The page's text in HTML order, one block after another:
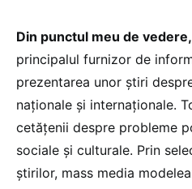
Din punctul meu de vedere,
principalul furnizor de
prezentarea unor știri
naționale și internaționale.
cetățenii despre probleme
sociale și culturale. Prin
știrilor, mass media